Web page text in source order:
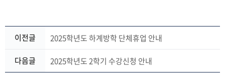
이전글 2025학년도 하계방학 단체휴업 안내
다음글 2025학년도 2학기 수강신청 안내